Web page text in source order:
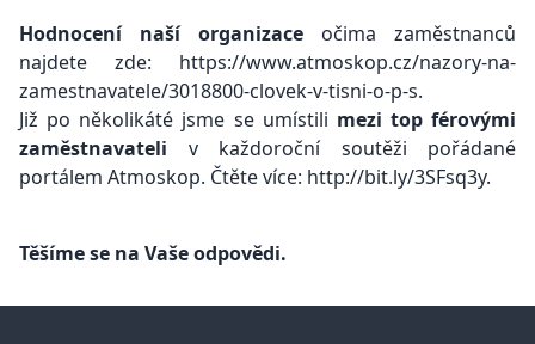
Hodnocení naší organizace očima zaměstnanců
najdete zde: https://www.atmoskop.cz/nazory-na-
zamestnavatele/3018800-clovek-v-tisni-o-p-s.
Již po několikáté jsme se umístili mezi top férovými
zaměstnavateli v každoroční soutěži pořádané
portálem Atmoskop. Čtěte více: http://bit.ly/3SFsq3y.
Těšíme se na Vaše odpovědi.